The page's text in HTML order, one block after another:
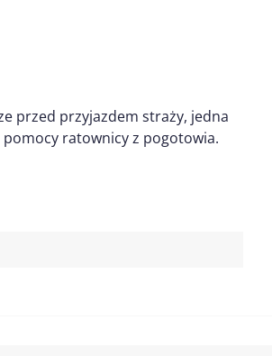
przed przyjazdem straży, jedna
ratownicy z pogotowia.